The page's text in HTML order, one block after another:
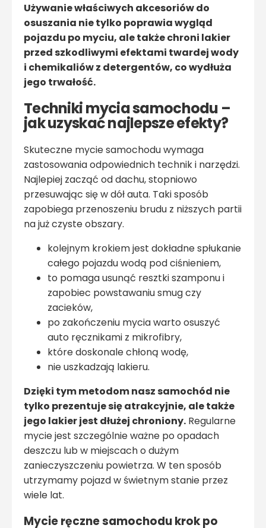
Używanie właściwych akcesoriów do
osuszania nie tylko poprawia wygląd
pojazdu po myciu, ale także chroni lakier
przed szkodliwymi efektami twardej wody
i chemikaliów z detergentów, co wydłuża
jego trwałość.
Techniki mycia samochodu –
jak uzyskać najlepsze efekty?
Skuteczne mycie samochodu wymaga
zastosowania odpowiednich technik i narzędzi.
Najlepiej zacząć od dachu, stopniowo
przesuwając się w dół auta. Taki sposób
zapobiega przenoszeniu brudu z niższych partii
na już czyste obszary.
kolejnym krokiem jest dokładne spłukanie
całego pojazdu wodą pod ciśnieniem,
to pomaga usunąć resztki szamponu i
zapobiec powstawaniu smug czy
zacieków,
po zakończeniu mycia warto osuszyć
auto ręcznikami z mikrofibry,
które doskonale chłoną wodę,
nie uszkadzają lakieru.
Dzięki tym metodom nasz samochód nie
tylko prezentuje się atrakcyjnie, ale także
jego lakier jest dłużej chroniony. Regularne
mycie jest szczególnie ważne po opadach
deszczu lub w miejscach o dużym
zanieczyszczeniu powietrza. W ten sposób
utrzymamy pojazd w świetnym stanie przez
wiele lat.
Mycie ręczne samochodu krok po